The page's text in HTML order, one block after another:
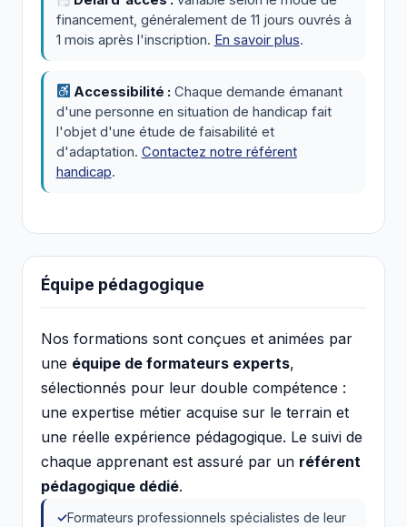
financement, généralement de 11 jours ouvrés à
1 mois après l'inscription. En savoir plus.
Accessibilité : Chaque demande émanant
d'une personne en situation de handicap fait
l'objet d'une étude de faisabilité et
d'adaptation. Contactez notre référent
handicap.
Équipe pédagogique
Nos formations sont conçues et animées par
une équipe de formateurs experts,
sélectionnés pour leur double compétence :
une expertise métier acquise sur le terrain et
une réelle expérience pédagogique. Le suivi de
chaque apprenant est assuré par un référent
pédagogique dédié.
Formateurs professionnels spécialistes de leur